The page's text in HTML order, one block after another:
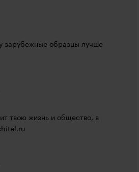
зарубежные образцы лучше
твою жизнь и общество, в